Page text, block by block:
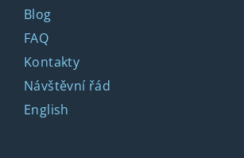
Blog
FAQ
Kontakty
Návštěvní řád
English